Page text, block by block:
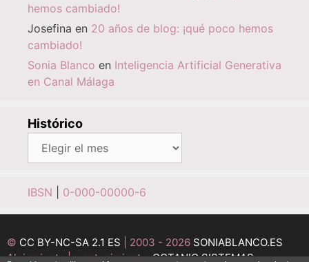
hemos cambiado!
Josefina en 20 años de blog: ¡qué poco hemos
cambiado!
Sonia Blanco en Inteligencia Artificial Generativa
en Canal Málaga
Histórico
IBSN 0-000-00000-6
© CC BY-NC-SA 2.1 ES | 2003 - 2026 SONIABLANCO.ES
Alojamiento | mantenimiento:OCTANIO SISTEMAS